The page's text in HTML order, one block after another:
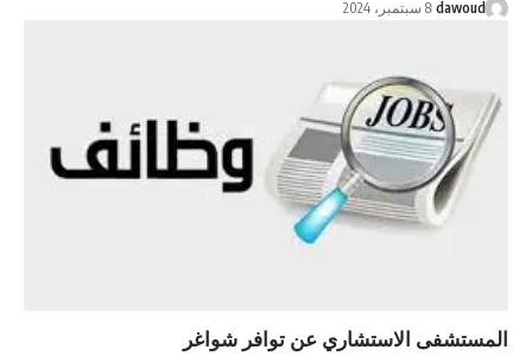
dawoud 8 سبتمبر، 2024
المستشفى الاستشاري عن توافر شواغر